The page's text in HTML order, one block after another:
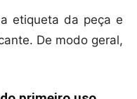
etiqueta da peça e
De modo geral,